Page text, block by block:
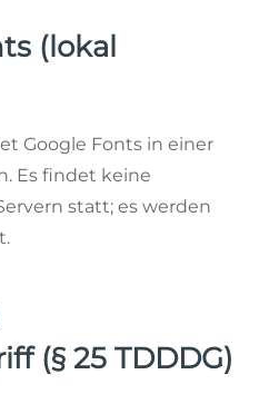
(lokal
Google Fonts in einer
Es findet keine
statt; es werden
(§ 25 TDDDG)